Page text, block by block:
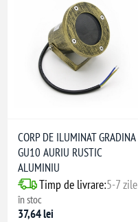
CORP DE ILUMINAT GRADINA
GU10 AURIU RUSTIC
ALUMINIU
Timp de livrare:5-7 zile
în stoc
37,64 lei